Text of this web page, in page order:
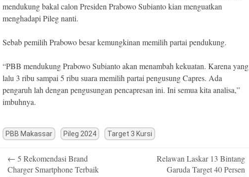
mendukung bakal calon Presiden Prabowo Subianto kian menguatkan
menghadapi Pileg nanti.
Sebab pemilih Prabowo besar kemungkinan memilih partai pendukung.
“PBB mendukung Prabowo Subianto akan menambah kekuatan. Karena yang
lalu 3 ribu sampai 5 ribu suara memilih partai pengusung Capres. Ada
pengaruh lah dengan pengusungan pencapresan ini. Ini semua kita analisa,”
imbuhnya.
PBB Makassar Pileg 2024 Target 3 Kursi
navigation
← 5 Rekomendasi Brand
Charger Smartphone Terbaik
Relawan Laskar 13 Bintang
Garuda Target 40 Persen